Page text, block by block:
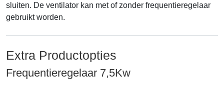
sluiten. De ventilator kan met of zonder frequentieregelaar
gebruikt worden.
Extra Productopties
Frequentieregelaar 7,5Kw